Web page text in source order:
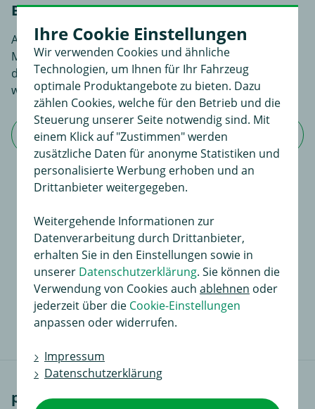
Bewerten Sie diesen Artikel!
An dieser Stelle haben Sie die Möglichkeit, Ihre
Meinungen und Erfahrungen über dieses Produkt zu
dokumentieren. Sie liefern so anderen Interessenten
wertvolle Informationen beim Kauf.
Jetzt Bewertung schreiben
Bewertung
An dieser Stelle haben Sie die Möglichkeit, Ihre
Meinungen und Erfahrungen über dieses Produkt zu
dokumentieren.
Sie liefern so anderen Interessenten wertvolle
Informationen beim Kauf.
passende Fahrzeuge
Ihre Cookie Einstellungen
Wir verwenden Cookies und ähnliche
Technologien, um Ihnen für Ihr Fahrzeug
optimale Produktangebote zu bieten. Dazu
zählen Cookies, welche für den Betrieb und die
Steuerung unserer Seite notwendig sind. Mit
einem Klick auf "Zustimmen" werden
zusätzliche Daten für anonyme Statistiken und
personalisierte Werbung erhoben und an
Drittanbieter weitergegeben.
Weitergehende Informationen zur
Datenverarbeitung durch Drittanbieter,
erhalten Sie in den Einstellungen sowie in
unserer Datenschutzerklärung. Sie können die
Verwendung von Cookies auch ablehnen oder
jederzeit über die Cookie-Einstellungen
anpassen oder widerrufen.
Impressum
Datenschutzerklärung